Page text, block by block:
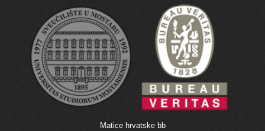
Matice hrvatske bb